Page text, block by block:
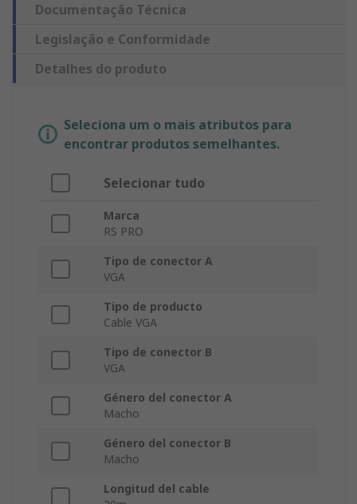
Documentação Técnica
Legislação e Conformidade
Detalhes do produto
Seleciona um o mais atributos para
encontrar produtos semelhantes.
Selecionar tudo
Marca
RS PRO
Tipo de conector A
VGA
Tipo de producto
Cable VGA
Tipo de conector B
VGA
Género del conector A
Macho
Género del conector B
Macho
Longitud del cable